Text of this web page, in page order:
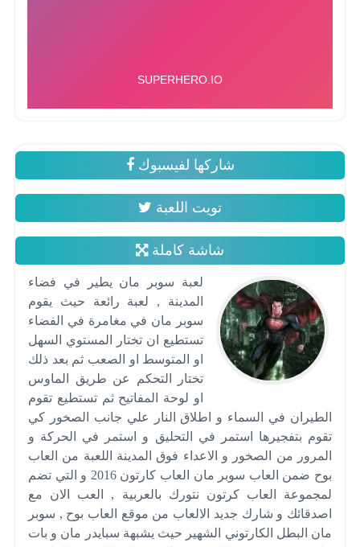
شاركها لفيسبوك
تويت اللعبة
شاشة كاملة
لعبة سوبر مان يطير في فضاء
المدينة , لعبة رائعة حيث يقوم
سوبر مان في مغامرة في الفضاء
تستطيع ان تختار المستوي السهل
او المتوسط او الصعب ثم بعد ذلك
تختار التحكم عن طريق الماوس
او لوحة المفاتيح ثم تستطيع تقوم
الطيران في السماء و اطلاق النار علي جانب الصخور كي
تقوم بتفجيرها استمر في التحليق و استمر في الحركة و
المرور من الصخور و الاعداء فوق المدينة اللعبة من العاب
بوح ضمن العاب سوبر مان العاب كارتون 2016 و التي تضم
لمجموعة العاب كرتون نتورك بالعربية , العب الان مع
اصدقائك و شارك جديد الالعاب من موقع العاب بوح , سوبر
مان البطل الكارتوني الشهير حيث يشبهة سبايدر مان و بات